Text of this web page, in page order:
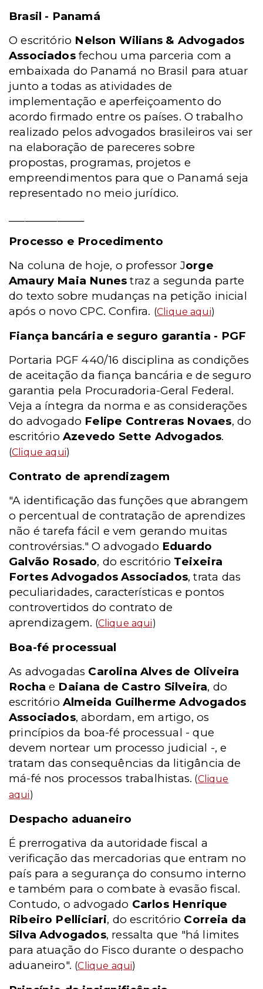
Brasil - Panamá
O escritório Nelson Wilians & Advogados
Associadosfechou uma parceria com a
embaixada do Panamá no Brasil para atuar
junto a todas as atividades de
implementação e aperfeiçoamento do
acordo firmado entre os países. O trabalho
realizado pelos advogados brasileiros vai ser
na elaboração de pareceres sobre
propostas, programas, projetos e
empreendimentos para que o Panamá seja
representado no meio jurídico.
Processo e Procedimento
Na coluna de hoje, o professor Jorge
Amaury Maia Nunes traz a segunda parte
do texto sobre mudanças na petição inicial
após o novo CPC. Confira. (Clique aqui)
Fiança bancária e seguro garantia - PGF
Portaria PGF 440/16 disciplina as condições
de aceitação da fiança bancária e de seguro
garantia pela Procuradoria-Geral Federal.
Veja a íntegra da norma e as considerações
do advogado Felipe Contreras Novaes, do
escritórioAzevedo Sette Advogados.
(Clique aqui)
Contrato de aprendizagem
"A identificação das funções que abrangem
o percentual de contratação de aprendizes
não é tarefa fácil e vem gerando muitas
controvérsias." O advogado Eduardo
Galvão Rosado, do escritório Teixeira
Fortes Advogados Associados, trata das
peculiaridades, características e pontos
controvertidos do contrato de
aprendizagem. (Clique aqui)
Boa-fé processual
As advogadas Carolina Alves de Oliveira
Rochae Daiana de Castro Silveira, do
escritórioAlmeida Guilherme Advogados
Associados, abordam, em artigo, os
princípios da boa-fé processual - que
devem nortear um processo judicial -, e
tratam das consequências da litigância de
má-fé nos processos trabalhistas. (Clique
aqui)
Despacho aduaneiro
É prerrogativa da autoridade fiscal a
verificação das mercadorias que entram no
país para a segurança do consumo interno
e também para o combate à evasão fiscal.
Contudo, o advogado Carlos Henrique
Ribeiro Pelliciari, do escritório Correia da
Silva Advogados, ressalta que "há limites
para atuação do Fisco durante o despacho
aduaneiro". (Clique aqui)